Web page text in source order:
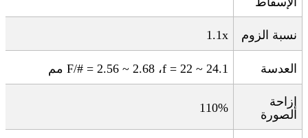
نسبة الزوم 1.1x
العدسة F/# = 2.56 ~ 2.68،f = 22 ~ 24.1 مم
إزاحة
الصورة
110%